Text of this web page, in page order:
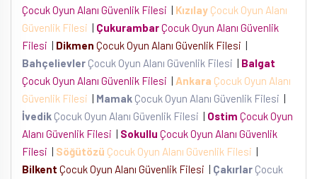
Çocuk Oyun Alanı Güvenlik Filesi | Kızılay Çocuk Oyun Alanı
Güvenlik Filesi | ÇukurambarÇocuk Oyun Alanı Güvenlik
Filesi | Dikmen Çocuk Oyun Alanı Güvenlik Filesi |
Bahçelievler Çocuk Oyun Alanı Güvenlik Filesi | Balgat
Çocuk Oyun Alanı Güvenlik Filesi | Ankara Çocuk Oyun Alanı
Güvenlik Filesi | Mamak Çocuk Oyun Alanı Güvenlik Filesi |
İvedik Çocuk Oyun Alanı Güvenlik Filesi | Ostim Çocuk Oyun
Alanı Güvenlik Filesi | Sokullu Çocuk Oyun Alanı Güvenlik
Filesi | Söğütözü Çocuk Oyun Alanı Güvenlik Filesi |
Bilkent Çocuk Oyun Alanı Güvenlik Filesi | Çakırlar Çocuk